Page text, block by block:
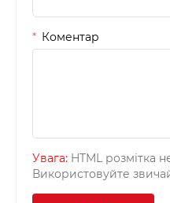
Коментар
Увага: HTML розмітка
Використовуйте